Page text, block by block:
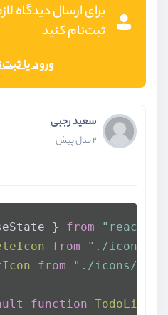
برای ارسال دیدگاه
ثبت‌نام کنید
ورود یا
سعید رجبی
2 سال پیش
} from "react"
from
"./icons/
from "./icons/
function